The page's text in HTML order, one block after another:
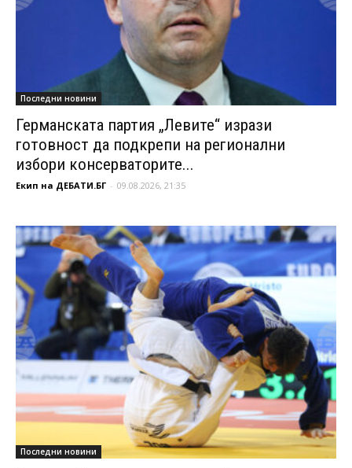
Последни новини
Германската партия „Левите“ изрази
готовност да подкрепи на регионални
избори консерваторите...
Екип на ДЕБАТИ.БГ - 09.08.2026, 21:35
Последни новини